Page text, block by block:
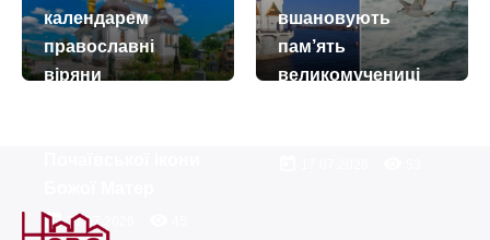
календарем
православні
віряни
today23.07.2026
вшановують
пам’ять
великомучениці